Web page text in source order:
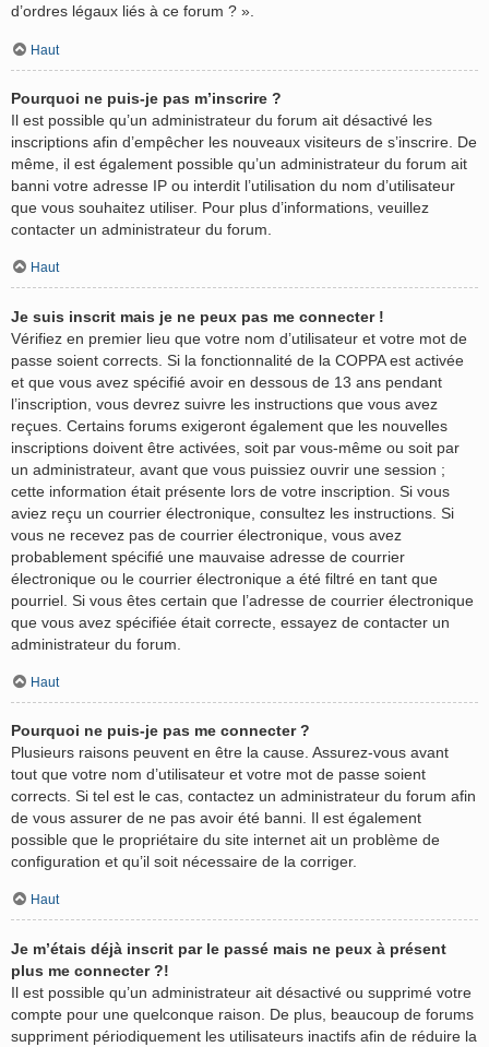
d’ordres légaux liés à ce forum ? ».
Haut
Pourquoi ne puis-je pas m’inscrire ?
Il est possible qu’un administrateur du forum ait désactivé les
inscriptions afin d’empêcher les nouveaux visiteurs de s’inscrire. De
même, il est également possible qu’un administrateur du forum ait
banni votre adresse IP ou interdit l’utilisation du nom d’utilisateur
que vous souhaitez utiliser. Pour plus d’informations, veuillez
contacter un administrateur du forum.
Haut
Je suis inscrit mais je ne peux pas me connecter !
Vérifiez en premier lieu que votre nom d’utilisateur et votre mot de
passe soient corrects. Si la fonctionnalité de la COPPA est activée
et que vous avez spécifié avoir en dessous de 13 ans pendant
l’inscription, vous devrez suivre les instructions que vous avez
reçues. Certains forums exigeront également que les nouvelles
inscriptions doivent être activées, soit par vous-même ou soit par
un administrateur, avant que vous puissiez ouvrir une session ;
cette information était présente lors de votre inscription. Si vous
aviez reçu un courrier électronique, consultez les instructions. Si
vous ne recevez pas de courrier électronique, vous avez
probablement spécifié une mauvaise adresse de courrier
électronique ou le courrier électronique a été filtré en tant que
pourriel. Si vous êtes certain que l’adresse de courrier électronique
que vous avez spécifiée était correcte, essayez de contacter un
administrateur du forum.
Haut
Pourquoi ne puis-je pas me connecter ?
Plusieurs raisons peuvent en être la cause. Assurez-vous avant
tout que votre nom d’utilisateur et votre mot de passe soient
corrects. Si tel est le cas, contactez un administrateur du forum afin
de vous assurer de ne pas avoir été banni. Il est également
possible que le propriétaire du site internet ait un problème de
configuration et qu’il soit nécessaire de la corriger.
Haut
Je m’étais déjà inscrit par le passé mais ne peux à présent
plus me connecter ?!
Il est possible qu’un administrateur ait désactivé ou supprimé votre
compte pour une quelconque raison. De plus, beaucoup de forums
suppriment périodiquement les utilisateurs inactifs afin de réduire la